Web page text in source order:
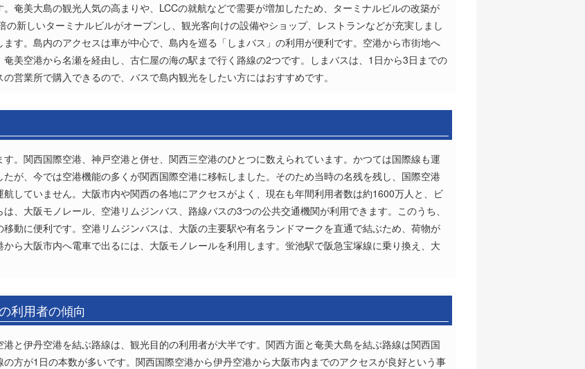
奄美大島の観光人気の高まりや、LCCの就航などで需要が増加したため、ターミナルビルの改築が
新しいターミナルビルがオープンし、観光客向けの設備やショップ、レストランなどが充実しまし
す。島内のアクセスは車が中心で、島内を巡る「しまバス」の利用が便利です。空港から市街地へ
美空港から名瀬を経由し、古仁屋の海の駅まで行く路線の2つです。しまバスは、1日から3日までの
営業所で購入できるので、バスで島内観光をしたい方にはおすすめです。
。関西国際空港、神戸空港と併せ、関西三空港のひとつに数えられています。かつては国際線も運
が、今では空港機能の多くが関西国際空港に移転しました。そのため当時の名残を残し、国際空港
していません。大阪市内や関西の各地にアクセスがよく、現在も年間利用者数は約1600万人と、ビ
、大阪モノレール、空港リムジンバス、路線バスの3つの公共交通機関が利用できます。このうち、
動に便利です。空港リムジンバスは、大阪の主要駅や有名ランドマークを直通で結ぶため、荷物が
ら大阪市内へ電車で出るには、大阪モノレールを利用します。蛍池駅で阪急宝塚線に乗り換え、大
利用者の傾向
と伊丹空港を結ぶ路線は、観光目的の利用者が大半です。関西方面と奄美大島を結ぶ路線は関西国
方が1日の本数が多いです。関西国際空港から伊丹空港から大阪市内までのアクセスが良好という事